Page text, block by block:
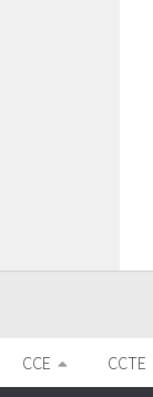
CCE CCTE